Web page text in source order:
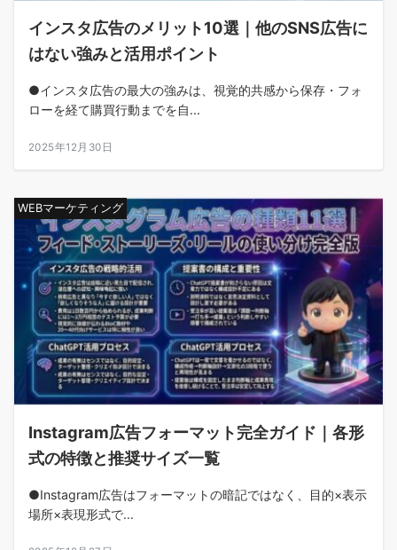
インスタ広告のメリット10選｜他のSNS広告に
はない強みと活用ポイント
●インスタ広告の最大の強みは、視覚的共感から保存・フォ
ローを経て購買行動までを自...
2025年12月30日
WEBマーケティング
Instagram広告フォーマット完全ガイド｜各形
式の特徴と推奨サイズ一覧
●Instagram広告はフォーマットの暗記ではなく、目的×表示
場所×表現形式で...